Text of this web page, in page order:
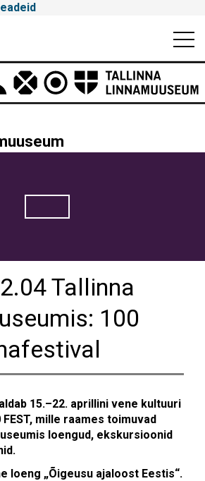
Tallinna
100Ѣ
15.–22. aprillini vene kultuuri
FEST, mille raames toimuvad
loengud, ekskursioonid
loeng „Õigeusu ajaloost Eestis“.